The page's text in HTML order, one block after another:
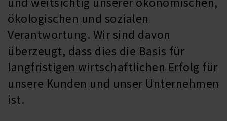
ökologischen und sozialen
Verantwortung. Wir sind davon
überzeugt, dass dies die Basis für
langfristigen wirtschaftlichen Erfolg für
unsere Kunden und unser Unternehmen
ist.